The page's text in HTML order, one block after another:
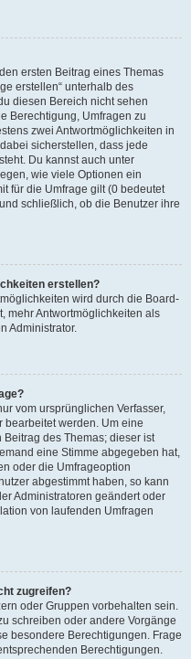
ersten Beitrag eines Themas
erstellen“ unterhalb des
diesen Bereich nicht sehen
Berechtigung, Umfragen zu
zwei Antwortmöglichkeiten in
sicherstellen, dass jede
Du kannst auch unter
wie viele Optionen ein
für die Umfrage gilt (0 bedeutet
schließlich, ob die Benutzer ihre
erstellen?
wird durch die Board-
mehr Antwortmöglichkeiten als
Administrator.
vom ursprünglichen Verfasser,
bearbeitet werden. Um eine
des Themas; dieser ist
eine Stimme abgegeben hat,
oder die Umfrageoption
abgestimmt haben, so kann
Administratoren geändert oder
von laufenden Umfragen
zugreifen?
oder Gruppen vorbehalten sein.
schreiben oder andere Vorgänge
besondere Berechtigungen. Frage
Berechtigungen.